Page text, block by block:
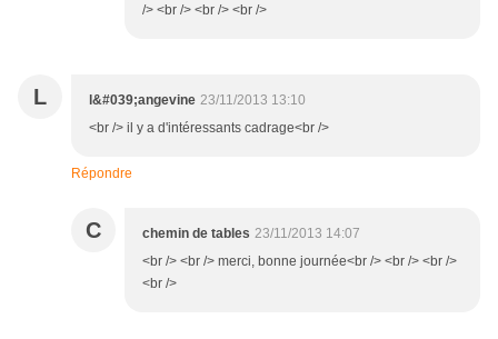
/> <br /> <br /> <br />
L l&#039;angevine 23/11/2013 13:10
<br /> il y a d'intéressants cadrage<br />
Répondre
C chemin de tables 23/11/2013 14:07
<br /> <br /> merci, bonne journée<br /> <br /> <br />
<br />